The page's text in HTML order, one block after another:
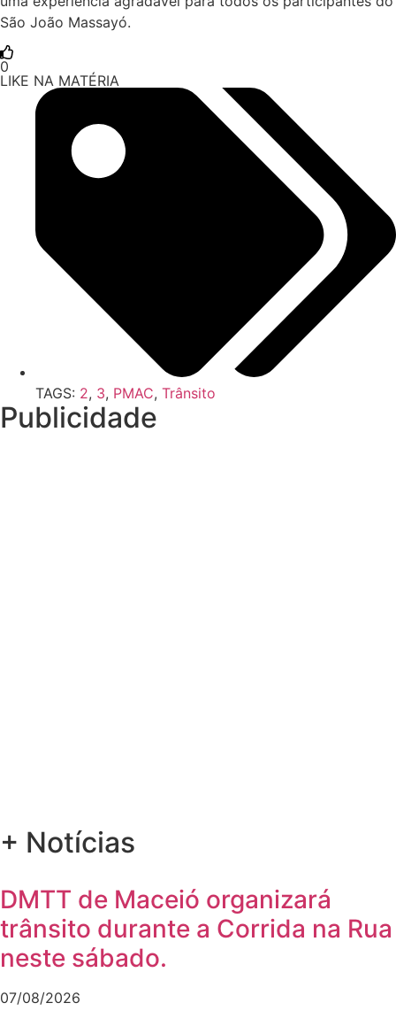
São João Massayó.
0
LIKE NA MATÉRIA
TAGS: 2, 3, PMAC, Trânsito
Publicidade
+ Notícias
DMTT de Maceió organizará
trânsito durante a Corrida na Rua
neste sábado.
07/08/2026